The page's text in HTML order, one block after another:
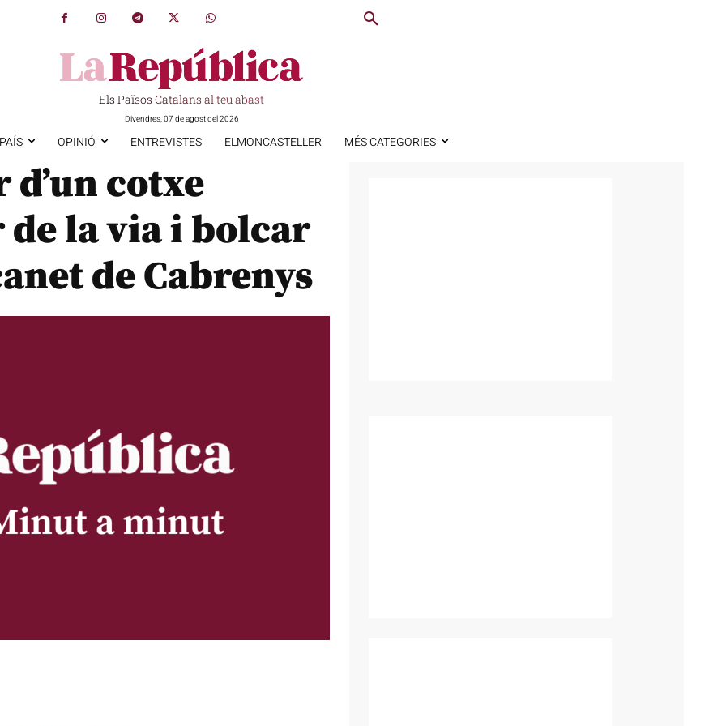
Els Països Catalans al teu abast
Divendres, 07 de agost del 2026
OPINIÓ ENTREVISTES ELMONCASTELLER MÉS CATEGORIES
cotxe
la via i bolcar
de Cabrenys